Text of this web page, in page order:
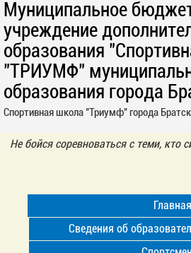
Муниципальное
учреждение
образования
"ТРИУМФ"
образования города
Спортивная школа "Триумф" города
Не бойся соревноваться с теми, кто
Главная
Сведения об